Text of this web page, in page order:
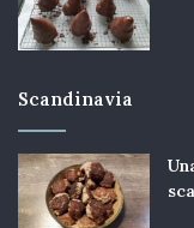
Scandinavia